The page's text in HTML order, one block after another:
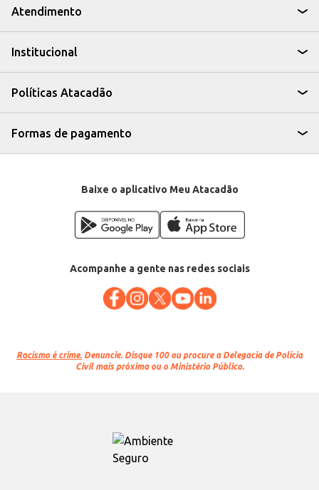
Com o Bolo Bebezinho Panco Chocolate, você tem um produto saboroso e
versátil, que agrada a diferentes paladares e se encaixa em diversas
Atendimento
Institucional
Políticas Atacadão
Formas de pagamento
Baixe o aplicativo Meu Atacadão
Acompanhe a gente nas redes sociais
Racismo é crime. Denuncie. Disque 100 ou procure a Delegacia de Polícia
Civil mais próxima ou o Ministério Público.